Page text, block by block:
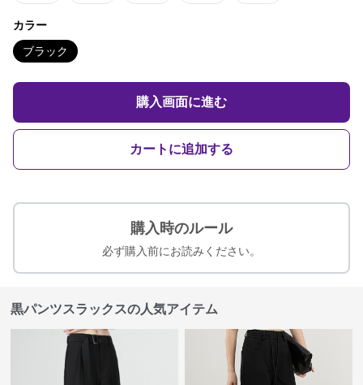
カラー
ブラック
購入画面に進む
カートに追加する
購入時のルール
必ず購入前にお読みください。
黒パンツスラックスの人気アイテム